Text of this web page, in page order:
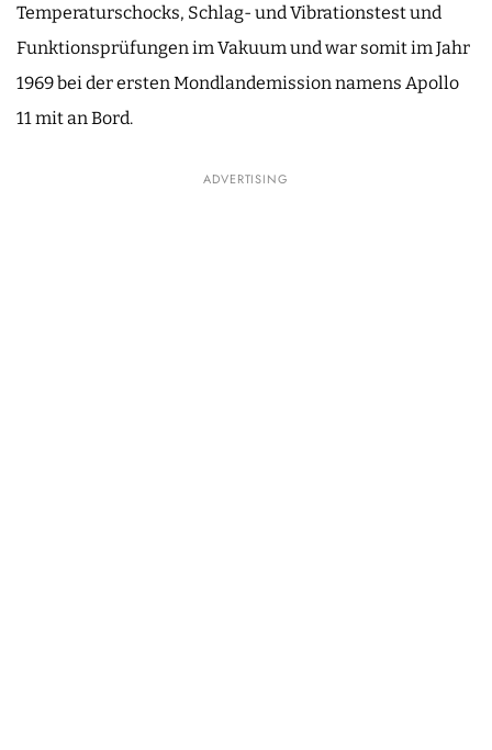
Temperaturschocks, Schlag- und Vibrationstest und
Funktionsprüfungen im Vakuum und war somit im Jahr
1969 bei der ersten Mondlandemission namens Apollo
11 mit an Bord.
ADVERTISING